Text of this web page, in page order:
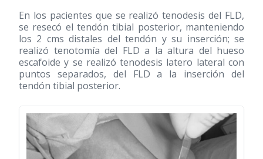
En los pacientes que se realizó tenodesis del FLD,
se resecó el tendón tibial posterior, manteniendo
los 2 cms distales del tendón y su inserción; se
realizó tenotomía del FLD a la altura del hueso
escafoide y se realizó tenodesis latero lateral con
puntos separados, del FLD a la inserción del
tendón tibial posterior.